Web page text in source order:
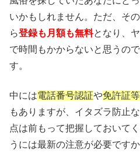
いかもしれません。ただ、そ
ら登録も月額も無料となり、
で時間もかからないと思うの
す。
中には電話番号認証や免許証
もありますが、イタズラ防止
点は前もって把握しておいて
うには最新の注意が必要ですか